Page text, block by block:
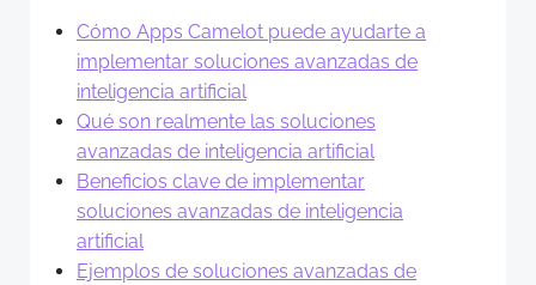
Cómo Apps Camelot puede ayudarte a
implementar soluciones avanzadas de
inteligencia artificial
Qué son realmente las soluciones
avanzadas de inteligencia artificial
Beneficios clave de implementar
soluciones avanzadas de inteligencia
artificial
Ejemplos de soluciones avanzadas de